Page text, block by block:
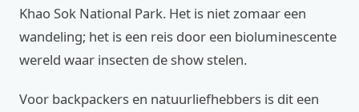
Khao Sok National Park. Het is niet zomaar een
wandeling; het is een reis door een bioluminescente
wereld waar insecten de show stelen.
Voor backpackers en natuurliefhebbers is dit een